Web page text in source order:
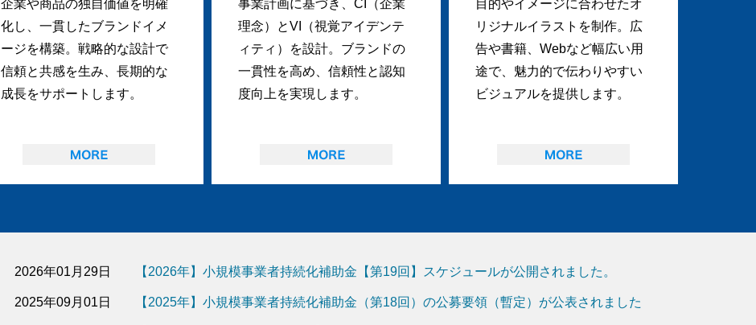
企業や商品の独自価値を明確
化し、一貫したブランドイメ
ージを構築。戦略的な設計で
信頼と共感を生み、長期的な
成長をサポートします。
事業計画に基づき、CI（企業
理念）とVI（視覚アイデンテ
ィティ）を設計。ブランドの
一貫性を高め、信頼性と認知
度向上を実現します。
目的やイメージに合わせたオ
リジナルイラストを制作。広
告や書籍、Webなど幅広い用
途で、魅力的で伝わりやすい
ビジュアルを提供します。
2026年01月29日 【2026年】小規模事業者持続化補助金【第19回】スケジュールが公開されました。
2025年09月01日 【2025年】小規模事業者持続化補助金（第18回）の公募要領（暫定）が公表されました